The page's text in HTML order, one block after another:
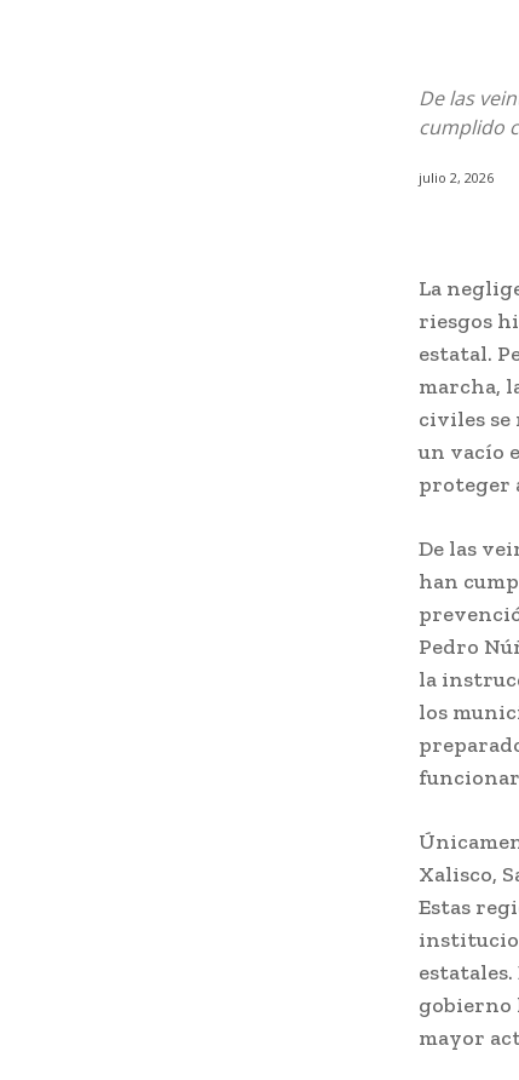
De las
cumplido
julio 2, 2026
La
riesgos
estatal.
marcha,
civiles se
un vacío
proteger
De las
han
Pedro
la
los
Xalisco,
Estas
gobierno
mayor